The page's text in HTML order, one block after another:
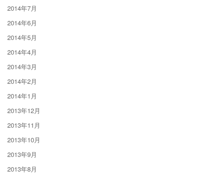
2014年7月
2014年6月
2014年5月
2014年4月
2014年3月
2014年2月
2014年1月
2013年12月
2013年11月
2013年10月
2013年9月
2013年8月